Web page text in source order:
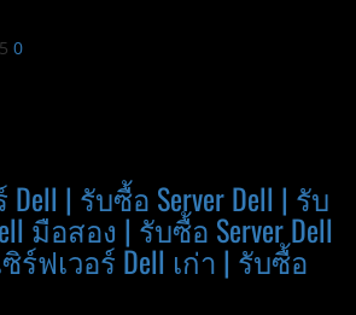
0
| รับซื้อ Server Dell | รับ
มือสอง | รับซื้อ Server Dell
ร์ฟเวอร์ Dell เก่า | รับซื้อ